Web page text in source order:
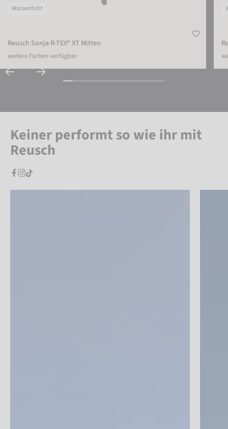
Wasserdicht
Reusch Sonja R-TEX® XT Mitten
weitere Farben verfügbar
Keiner performt so wie ihr mit
Reusch